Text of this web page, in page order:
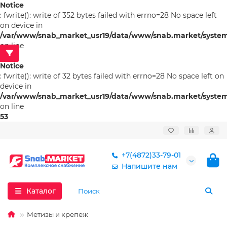
Notice
: fwrite(): write of 352 bytes failed with errno=28 No space left
on device in
/var/www/snab_market_usr19/data/www/snab.market/
on line
53
Notice
: fwrite(): write of 32 bytes failed with errno=28 No space left on
device in
/var/www/snab_market_usr19/data/www/snab.market/
on line
53
+7(4872)33-79-01
Напишите нам
Каталог
Метизы и крепеж